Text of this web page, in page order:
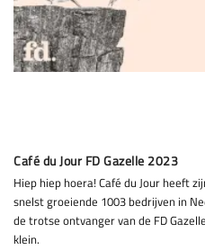
Café du Jour FD Gazelle 2023
Hiep hiep hoera! Café du Jour heeft
snelst groeiende 1003 bedrijven in
de trotse ontvanger van de FD
klein.